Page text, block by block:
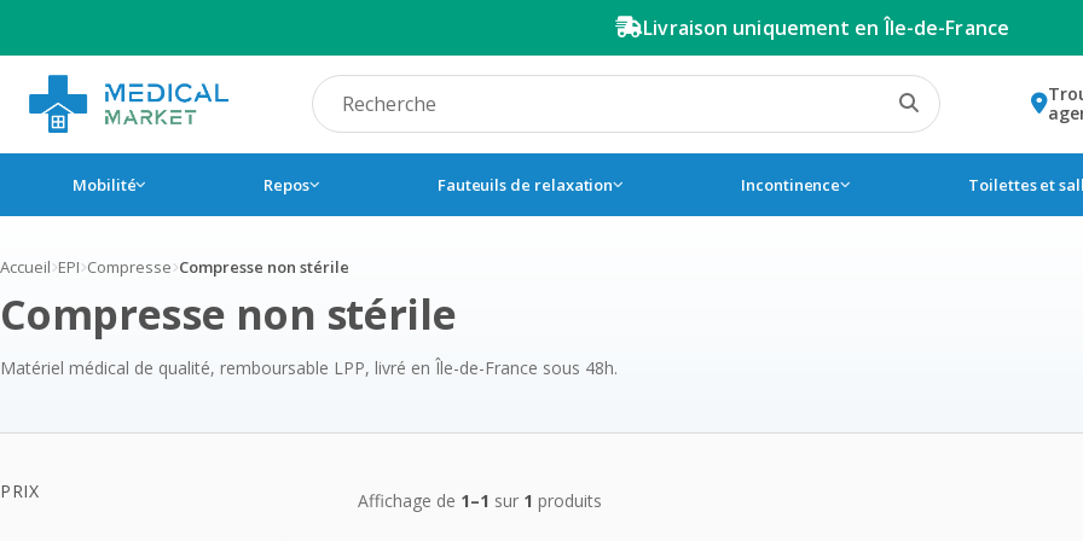
Livraison uniquement en Île-de-France
Recherche produit
Mobilité Repos Fauteuils de relaxation Incontinence Toilettes et
Accueil EPI Compresse Compresse non stérile
Compresse non stérile
Matériel médical de qualité, remboursable LPP, livré en Île-de-France sous 48h.
PRIX Produits de la catégorie Compresse
Affichage de 1–1 sur 1 produits